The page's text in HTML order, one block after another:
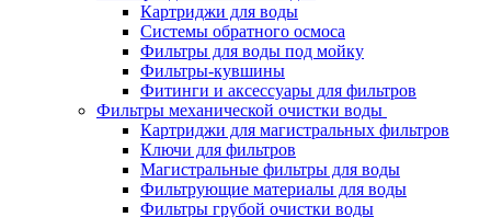
Картриджи для воды
Системы обратного осмоса
Фильтры для воды под мойку
Фильтры-кувшины
Фитинги и аксессуары для фильтров
Фильтры механической очистки воды
Картриджи для магистральных фильтров
Ключи для фильтров
Магистральные фильтры для воды
Фильтрующие материалы для воды
Фильтры грубой очистки воды